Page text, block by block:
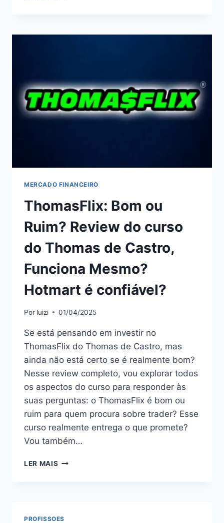
BOM
CURSO
DA
ESCOLA
DESIGNER
É
MERCADO FINANCEIRO
ThomasFlix: Bom ou
Ruim? Review do curso
do Thomas de Castro,
Funciona Mesmo?
Hotmart é confiável?
Por luizi 01/04/2025
Se está pensando em investir no
ThomasFlix do Thomas de Castro, mas
ainda não está certo se é realmente bom?
Nesse review completo, vou explorar todos
os aspectos do curso para responder às
suas perguntas: o ThomasFlix é bom ou
ruim para quem procura sobre trader? Esse
curso realmente entrega o que promete?
Vou também…
LER MAIS THOMASFLIX:
PROFISSOES